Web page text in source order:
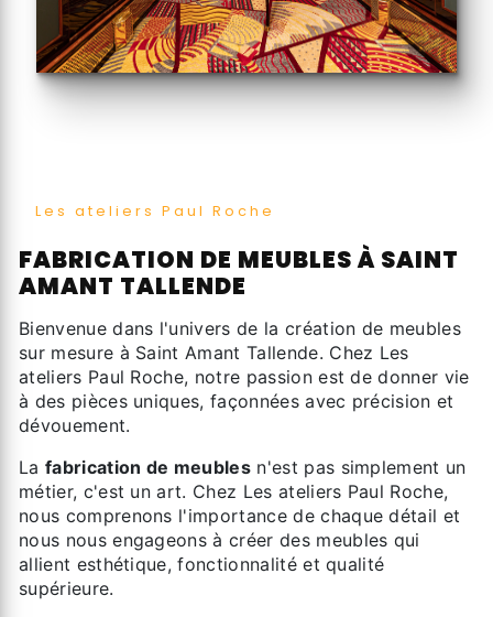
Les ateliers Paul Roche
FABRICATION DE MEUBLES À SAINT
AMANT TALLENDE
Bienvenue dans l'univers de la création de meubles
sur mesure à Saint Amant Tallende. Chez Les
ateliers Paul Roche, notre passion est de donner vie
à des pièces uniques, façonnées avec précision et
dévouement.
La fabrication de meubles n'est pas simplement un
métier, c'est un art. Chez Les ateliers Paul Roche,
nous comprenons l'importance de chaque détail et
nous nous engageons à créer des meubles qui
allient esthétique, fonctionnalité et qualité
supérieure.